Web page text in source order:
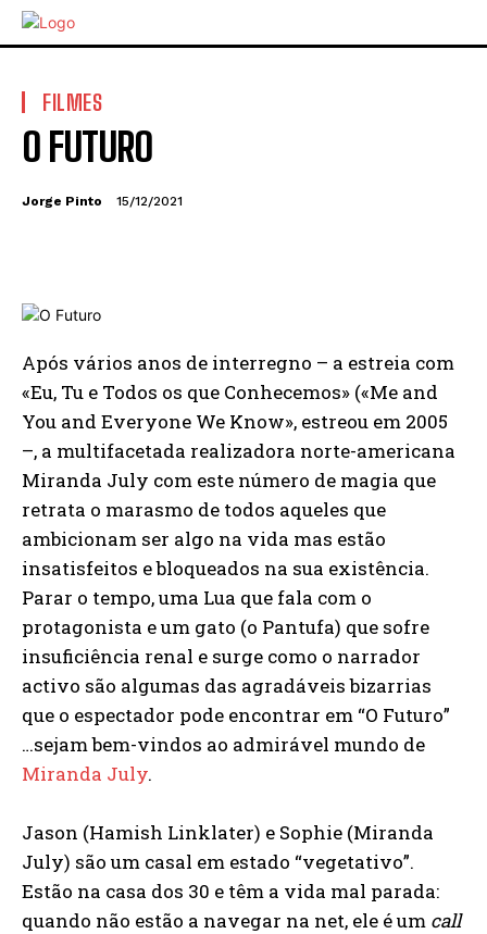
FILMES
O FUTURO
Jorge Pinto 15/12/2021
Após vários anos de interregno – a estreia com
«Eu, Tu e Todos os que Conhecemos» («Me and
You and Everyone We Know», estreou em 2005
–, a multifacetada realizadora norte-americana
Miranda July com este número de magia que
retrata o marasmo de todos aqueles que
ambicionam ser algo na vida mas estão
insatisfeitos e bloqueados na sua existência.
Parar o tempo, uma Lua que fala com o
protagonista e um gato (o Pantufa) que sofre
insuficiência renal e surge como o narrador
activo são algumas das agradáveis bizarrias
que o espectador pode encontrar em “O Futuro”
…sejam bem-vindos ao admirável mundo de
Miranda July.
Jason (Hamish Linklater) e Sophie (Miranda
July) são um casal em estado “vegetativo”.
Estão na casa dos 30 e têm a vida mal parada:
quando não estão a navegar na net, ele é um call